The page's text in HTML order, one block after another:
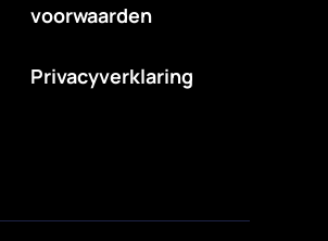
voorwaarden
Privacyverklaring